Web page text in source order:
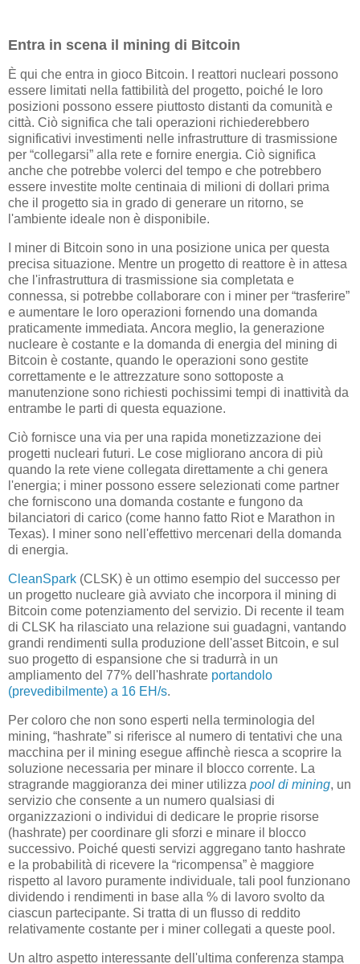
Entra in scena il mining di Bitcoin
È qui che entra in gioco Bitcoin. I reattori nucleari possono
essere limitati nella fattibilità del progetto, poiché le loro
posizioni possono essere piuttosto distanti da comunità e
città. Ciò significa che tali operazioni richiederebbero
significativi investimenti nelle infrastrutture di trasmissione
per “collegarsi” alla rete e fornire energia. Ciò significa
anche che potrebbe volerci del tempo e che potrebbero
essere investite molte centinaia di milioni di dollari prima
che il progetto sia in grado di generare un ritorno, se
l'ambiente ideale non è disponibile.
I miner di Bitcoin sono in una posizione unica per questa
precisa situazione. Mentre un progetto di reattore è in attesa
che l'infrastruttura di trasmissione sia completata e
connessa, si potrebbe collaborare con i miner per “trasferire”
e aumentare le loro operazioni fornendo una domanda
praticamente immediata. Ancora meglio, la generazione
nucleare è costante e la domanda di energia del mining di
Bitcoin è costante, quando le operazioni sono gestite
correttamente e le attrezzature sono sottoposte a
manutenzione sono richiesti pochissimi tempi di inattività da
entrambe le parti di questa equazione.
Ciò fornisce una via per una rapida monetizzazione dei
progetti nucleari futuri. Le cose migliorano ancora di più
quando la rete viene collegata direttamente a chi genera
l'energia; i miner possono essere selezionati come partner
che forniscono una domanda costante e fungono da
bilanciatori di carico (come hanno fatto Riot e Marathon in
Texas). I miner sono nell'effettivo mercenari della domanda
di energia.
CleanSpark (CLSK) è un ottimo esempio del successo per
un progetto nucleare già avviato che incorpora il mining di
Bitcoin come potenziamento del servizio. Di recente il team
di CLSK ha rilasciato una relazione sui guadagni, vantando
grandi rendimenti sulla produzione dell'asset Bitcoin, e sul
suo progetto di espansione che si tradurrà in un
ampliamento del 77% dell'hashrate portandolo
(prevedibilmente) a 16 EH/s.
Per coloro che non sono esperti nella terminologia del
mining, “hashrate” si riferisce al numero di tentativi che una
macchina per il mining esegue affinchè riesca a scoprire la
soluzione necessaria per minare il blocco corrente. La
stragrande maggioranza dei miner utilizza pool di mining, un
servizio che consente a un numero qualsiasi di
organizzazioni o individui di dedicare le proprie risorse
(hashrate) per coordinare gli sforzi e minare il blocco
successivo. Poiché questi servizi aggregano tanto hashrate
e la probabilità di ricevere la “ricompensa” è maggiore
rispetto al lavoro puramente individuale, tali pool funzionano
dividendo i rendimenti in base alla % di lavoro svolto da
ciascun partecipante. Si tratta di un flusso di reddito
relativamente costante per i miner collegati a queste pool.
Un altro aspetto interessante dell'ultima conferenza stampa